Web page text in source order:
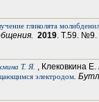
гликолята
2019. Т.59. №9.
Т. Я. , Клековкина
электродом.